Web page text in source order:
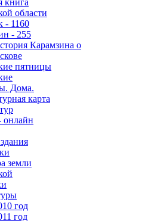
книга
области
- 1160
- 255
Карамзина о
пятницы
Дома.
карта
онлайн
земли
год
год